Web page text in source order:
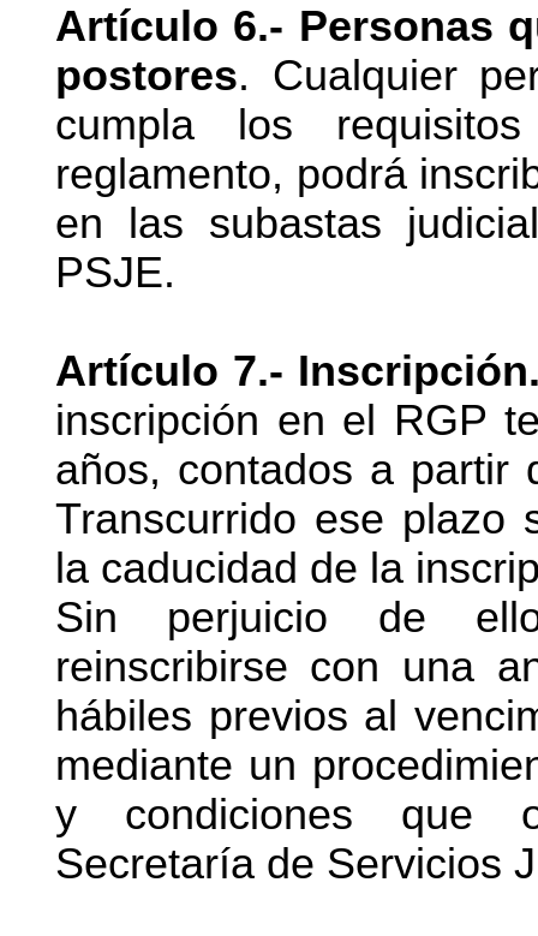
Artículo 6.- Personas
postores. Cualquier
cumpla los
reglamento, podrá
en las subastas
PSJE.
Artículo 7.-
inscripción en el RGP
años, contados a partir
Transcurrido ese plazo
la caducidad de la
Sin perjuicio de
reinscribirse con una
hábiles previos al
mediante un
y condiciones que
Secretaría de Servicios